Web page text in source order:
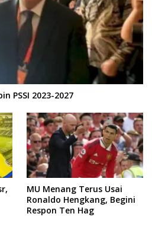
PSSI 2023-2027
MU Menang Terus Usai
Ronaldo Hengkang, Begini
Respon Ten Hag